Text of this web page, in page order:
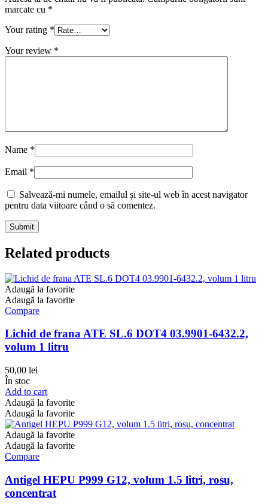
marcate cu *
Your rating *
Your review *
Name *
Email *
Salvează-mi numele, emailul și site-ul web în acest navigator
pentru data viitoare când o să comentez.
Related products
Adaugă la favorite
Adaugă la favorite
Compare
Lichid de frana ATE SL.6 DOT4 03.9901-6432.2,
volum 1 litru
50,00 lei
În stoc
Add to cart
Adaugă la favorite
Adaugă la favorite
Adaugă la favorite
Adaugă la favorite
Compare
Antigel HEPU P999 G12, volum 1.5 litri, rosu,
concentrat